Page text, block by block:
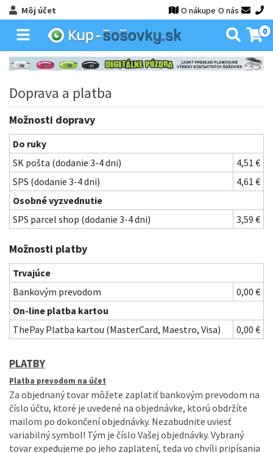
Môj účet O nákupe O nás
0
Doprava a platba
Možnosti dopravy
Do ruky
SK pošta (dodanie 3-4 dni)
4,51 €
SPS (dodanie 3-4 dni)
4,61 €
Osobné vyzvednutie
SPS parcel shop (dodanie 3-4 dni)
3,59 €
Možnosti platby
Trvajúce
Bankovým prevodom
0,00 €
On-line platba kartou
ThePay Platba kartou (MasterCard, Maestro, Visa)
0,00 €
PLATBY
Platba prevodom na účet
Za objednaný tovar môžete zaplatiť bankovým prevodom na
číslo účtu, ktoré je uvedené na objednávke, ktorú obdržíte
mailom po dokončení objednávky. Nezabudnite uviesť
variabilný symbol! Tým je číslo Vašej objednávky. Vybraný
tovar expedujeme po jeho zaplatení, teda vo chvíli pripísania